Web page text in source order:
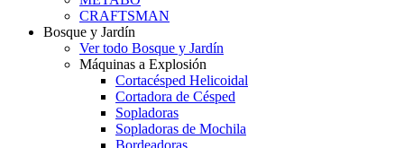
CRAFTSMAN
Bosque y Jardín
Ver todo Bosque y Jardín
Máquinas a Explosión
Cortacésped Helicoidal
Cortadora de Césped
Sopladoras
Sopladoras de Mochila
Bordeadoras